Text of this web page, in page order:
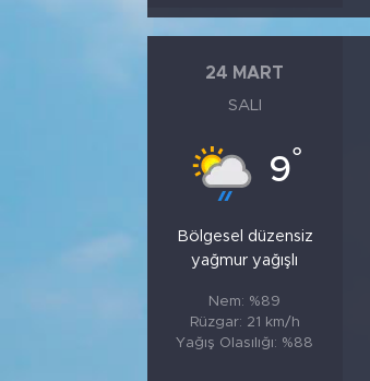
24 MART
SALI
9°
Bölgesel düzensiz
yağmur yağışlı
Nem: %89
Rüzgar: 21 km/h
Yağış Olasılığı: %88